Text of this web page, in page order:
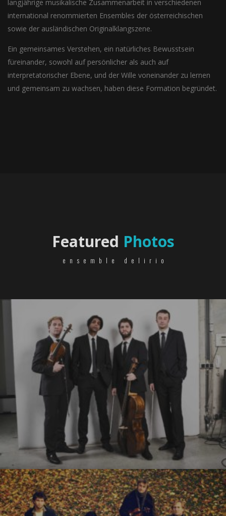
langjährige musikalische Zusammenarbeit in verschiedenen
international renommierten Ensembles der österreichischen
sowie der ausländischen Originalklangszene.
Ein gemeinsames Verstehen, ein natürliches Bewusstsein
füreinander, sowohl auf persönlicher als auch auf
interpretatorischer Ebene, und der Wille voneinander zu lernen
und gemeinsam zu wachsen, haben diese Formation begründet.
Featured Photos
ensemble delirio